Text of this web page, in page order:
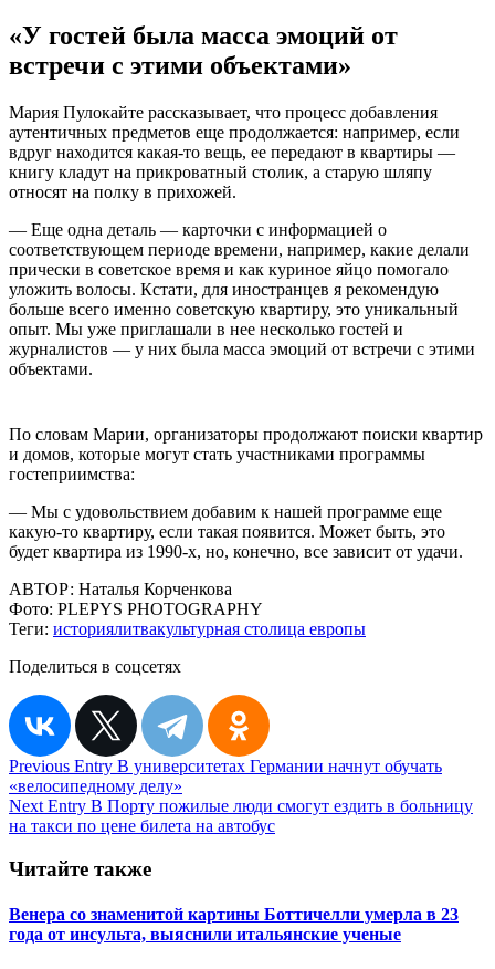
«У гостей была масса эмоций от
встречи с этими объектами»
Мария Пулокайте рассказывает, что процесс добавления
аутентичных предметов еще продолжается: например, если
вдруг находится какая-то вещь, ее передают в квартиры —
книгу кладут на прикроватный столик, а старую шляпу
относят на полку в прихожей.
— Еще одна деталь — карточки с информацией о
соответствующем периоде времени, например, какие делали
прически в советское время и как куриное яйцо помогало
уложить волосы. Кстати, для иностранцев я рекомендую
больше всего именно советскую квартиру, это уникальный
опыт. Мы уже приглашали в нее несколько гостей и
журналистов — у них была масса эмоций от встречи с этими
объектами.
Кудокаса
Грабиса
советского
времени
По словам Марии, организаторы продолжают поиски квартир
и домов, которые могут стать участниками программы
гостеприимства:
— Мы с удовольствием добавим к нашей программе еще
какую-то квартиру, если такая появится. Может быть, это
будет квартира из 1990-х, но, конечно, все зависит от удачи.
АВТОР: Наталья Корченкова
Фото: PLEPYS PHOTOGRAPHY
Теги: историялитвакультурная столица европы
Поделиться в соцсетях
Навигация
по
записям
Previous Entry В университетах Германии начнут обучать
«велосипедному делу»
Next Entry В Порту пожилые люди смогут ездить в больницу
на такси по цене билета на автобус
Читайте также
Венера со знаменитой картины Боттичелли умерла в 23
года от инсульта, выяснили итальянские ученые